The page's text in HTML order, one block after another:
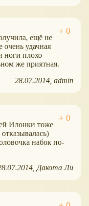
ещё не
очень удачная
ноги плохо
же приятная.
28.07.2014 admin
Илонки тоже
набок по-
Дакота Ли